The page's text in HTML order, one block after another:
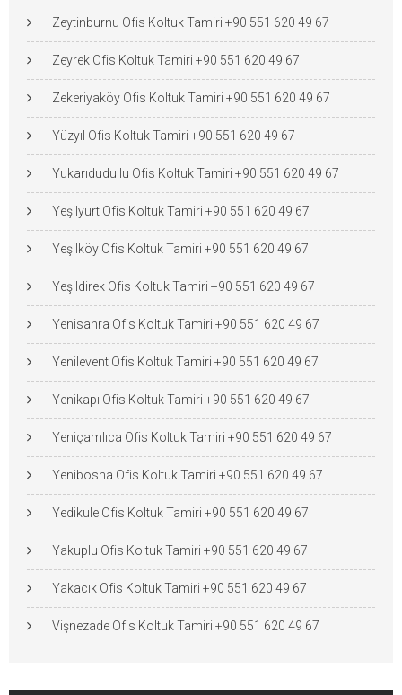
Zeytinburnu Ofis Koltuk Tamiri +90 551 620 49 67
Zeyrek Ofis Koltuk Tamiri +90 551 620 49 67
Zekeriyaköy Ofis Koltuk Tamiri +90 551 620 49 67
Yüzyıl Ofis Koltuk Tamiri +90 551 620 49 67
Yukarıdudullu Ofis Koltuk Tamiri +90 551 620 49 67
Yeşilyurt Ofis Koltuk Tamiri +90 551 620 49 67
Yeşilköy Ofis Koltuk Tamiri +90 551 620 49 67
Yeşildirek Ofis Koltuk Tamiri +90 551 620 49 67
Yenisahra Ofis Koltuk Tamiri +90 551 620 49 67
Yenilevent Ofis Koltuk Tamiri +90 551 620 49 67
Yenikapı Ofis Koltuk Tamiri +90 551 620 49 67
Yeniçamlıca Ofis Koltuk Tamiri +90 551 620 49 67
Yenibosna Ofis Koltuk Tamiri +90 551 620 49 67
Yedikule Ofis Koltuk Tamiri +90 551 620 49 67
Yakuplu Ofis Koltuk Tamiri +90 551 620 49 67
Yakacık Ofis Koltuk Tamiri +90 551 620 49 67
Vişnezade Ofis Koltuk Tamiri +90 551 620 49 67